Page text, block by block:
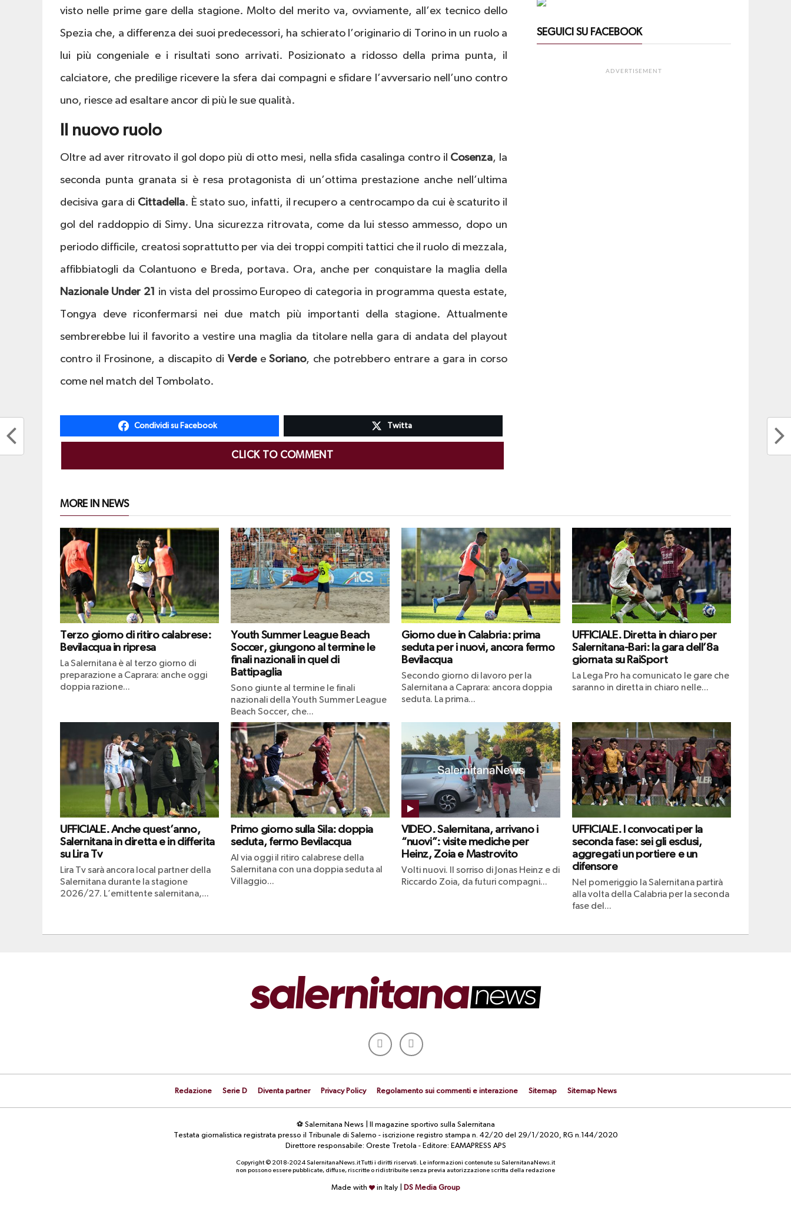
visto nelle prime gare della stagione. Molto del merito va, ovviamente, all’ex tecnico dello
Spezia che, a differenza dei suoi predecessori, ha schierato l’originario di Torino in un ruolo a
lui più congeniale e i risultati sono arrivati. Posizionato a ridosso della prima punta, il
calciatore, che predilige ricevere la sfera dai compagni e sfidare l’avversario nell’uno contro
uno, riesce ad esaltare ancor di più le sue qualità.
Il nuovo ruolo
Oltre ad aver ritrovato il gol dopo più di otto mesi, nella sfida casalinga contro il Cosenza, la
seconda punta granata si è resa protagonista di un’ottima prestazione anche nell’ultima
decisiva gara di Cittadella. È stato suo, infatti, il recupero a centrocampo da cui è scaturito il
gol del raddoppio di Simy. Una sicurezza ritrovata, come da lui stesso ammesso, dopo un
periodo difficile, creatosi soprattutto per via dei troppi compiti tattici che il ruolo di mezzala,
affibbiatogli da Colantuono e Breda, portava. Ora, anche per conquistare la maglia della
Nazionale Under 21 in vista del prossimo Europeo di categoria in programma questa estate,
Tongya deve riconfermarsi nei due match più importanti della stagione. Attualmente
sembrerebbe lui il favorito a vestire una maglia da titolare nella gara di andata del playout
contro il Frosinone, a discapito di Verde eSoriano, che potrebbero entrare a gara in corso
come nel match del Tombolato.
Condividi su Facebook Twitta
CLICK TO COMMENT
SEGUICI SU FACEBOOK
ADVERTISEMENT
MORE IN NEWS
Terzo giorno di ritiro calabrese:
Bevilacqua in ripresa
La Salernitana è al terzo giorno di
preparazione a Caprara: anche oggi
doppia razione...
Youth Summer League Beach
Soccer, giungono al termine le
finali nazionali in quel di
Battipaglia
Sono giunte al termine le finali
nazionali della Youth Summer League
Beach Soccer, che...
Giorno due in Calabria: prima
seduta per i nuovi, ancora fermo
Bevilacqua
Secondo giorno di lavoro per la
Salernitana a Caprara: ancora doppia
seduta. La prima...
UFFICIALE. Diretta in chiaro per
Salernitana-Bari: la gara dell’8a
giornata su RaiSport
La Lega Pro ha comunicato le gare che
saranno in diretta in chiaro nelle...
UFFICIALE. Anche quest’anno,
Salernitana in diretta e in differita
su Lira Tv
Lira Tv sarà ancora local partner della
Salernitana durante la stagione
2026/27. L’emittente salernitana,...
Primo giorno sulla Sila: doppia
seduta, fermo Bevilacqua
Al via oggi il ritiro calabrese della
Salernitana con una doppia seduta al
Villaggio...
VIDEO. Salernitana, arrivano i
“nuovi”: visite mediche per
Heinz, Zoia e Mastrovito
Volti nuovi. Il sorriso di Jonas Heinz e di
Riccardo Zoia, da futuri compagni...
UFFICIALE. I convocati per la
seconda fase: sei gli esclusi,
aggregati un portiere e un
difensore
Nel pomeriggio la Salernitana partirà
alla volta della Calabria per la seconda
fase del...
Redazione Serie D Diventa partner Privacy Policy Regolamento sui commenti e interazione Sitemap Sitemap News
⚽ Salernitana News | Il magazine sportivo sulla Salernitana
Testata giornalistica registrata presso il Tribunale di Salerno - iscrizione registro stampa n. 42/20 del 29/1/2020, RG n.144/2020
Direttore responsabile: Oreste Tretola - Editore: EAMAPRESS APS
Copyright © 2018-2024 SalernitanaNews.it Tutti i diritti riservati. Le informazioni contenute su SalernitanaNews.it
non possono essere pubblicate, diffuse, riscritte o ridistribuite senza previa autorizzazione scritta della redazione
Made with in Italy | DS Media Group